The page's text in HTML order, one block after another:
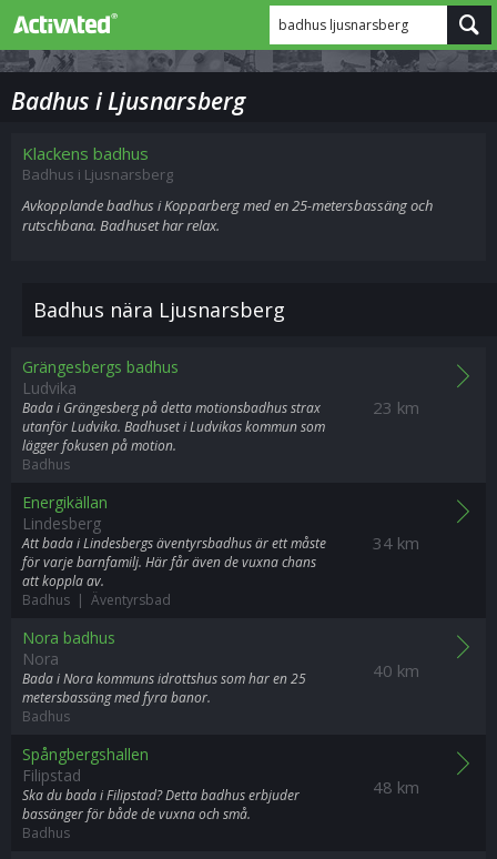
badhus ljusnarsberg
Badhus i Ljusnarsberg
Klackens badhus
Badhus i Ljusnarsberg
Avkopplande badhus i Kopparberg med en 25-metersbassäng och
rutschbana. Badhuset har relax.
Badhus nära Ljusnarsberg
23 km
Grängesbergs badhus
Ludvika
Bada i Grängesberg på detta motionsbadhus strax
utanför Ludvika. Badhuset i Ludvikas kommun som
lägger fokusen på motion.
Badhus
34 km
Energikällan
Lindesberg
Att bada i Lindesbergs äventyrsbadhus är ett måste
för varje barnfamilj. Här får även de vuxna chans
att koppla av.
Badhus | Äventyrsbad
40 km
Nora badhus
Nora
Bada i Nora kommuns idrottshus som har en 25
metersbassäng med fyra banor.
Badhus
48 km
Spångbergshallen
Filipstad
Ska du bada i Filipstad? Detta badhus erbjuder
bassänger för både de vuxna och små.
Badhus